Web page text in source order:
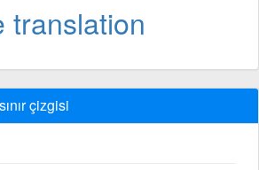
translation
çizgisi